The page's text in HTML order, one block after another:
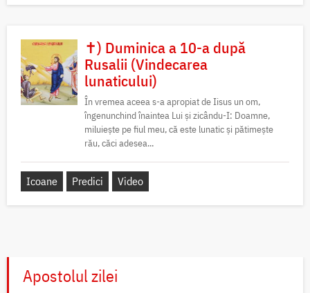
✝) Duminica a 10-a după
Rusalii (Vindecarea
lunaticului)
În vremea aceea s-a apropiat de Iisus un om,
îngenunchind înaintea Lui și zicându-I: Doamne,
miluiește pe fiul meu, că este lunatic și pătimește
rău, căci adesea...
Icoane Predici Video
Apostolul zilei